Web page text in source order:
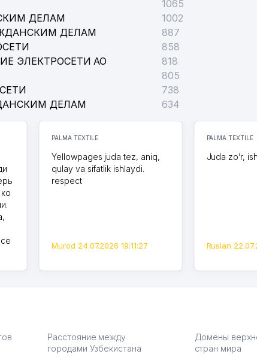
1065
ДЕЛАМ
1002
ДЕЛАМ
887
858
ЭЛЕКТРОСЕТИ АО
818
805
738
ДЕЛАМ 634
PALMA TEXTILE
Yellowpages juda tez, aniq,
qulay va sifatlik ishlaydi.
respect
Murod 24.07.2026 19:11:27
PALMA TEXTILE
Juda zo’r,
Ruslan
Расстояние между
городами Узбекистана
Домены
стран мира